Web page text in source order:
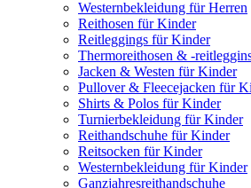
Westernbekleidung für Herren
Reithosen für Kinder
Reitleggings für Kinder
Thermoreithosen & -
Jacken & Westen für Kinder
Pullover & Fleecejacken für
Shirts & Polos für Kinder
Turnierbekleidung für Kinder
Reithandschuhe für Kinder
Reitsocken für Kinder
Westernbekleidung für Kinder
Ganzjahresreithandschuhe